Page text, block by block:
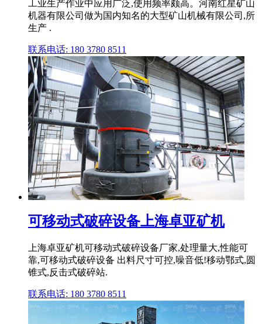
工业生产作业中应用广泛,使用频率颇高。河南红星矿山
机器有限公司做为国内知名的大型矿山机械有限公司,所
生产 .
联系电话: 180 3780 8511
可移动式破碎设备上海卓亚矿机
上海卓亚矿机可移动式破碎设备厂家,处理量大,性能可
靠,可移动式破碎设备 出料尺寸可控,噪音低!移动鄂式,圆
锥式,反击式破碎站.
联系电话: 180 3780 8511